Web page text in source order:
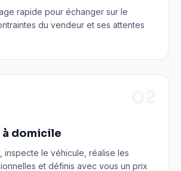
rapide pour échanger sur le
du vendeur et ses attentes
à domicile
inspecte le véhicule, réalise les
et définis avec vous un prix